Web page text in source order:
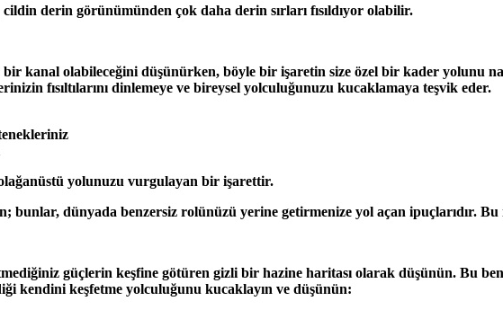
derin görünümünden çok daha derin sırları fısıldıyor olabilir.
kanal olabileceğini düşünürken, böyle bir işaretin size özel bir kader yolunu
fısıltılarını dinlemeye ve bireysel yolculuğunuzu kucaklamaya teşvik eder.
yolunuzu vurgulayan bir işarettir.
bunlar, dünyada benzersiz rolünüzü yerine getirmenize yol açan ipuçlarıdır.
güçlerin keşfine götüren gizli bir hazine haritası olarak düşünün. Bu
kendini keşfetme yolculuğunu kucaklayın ve düşünün: